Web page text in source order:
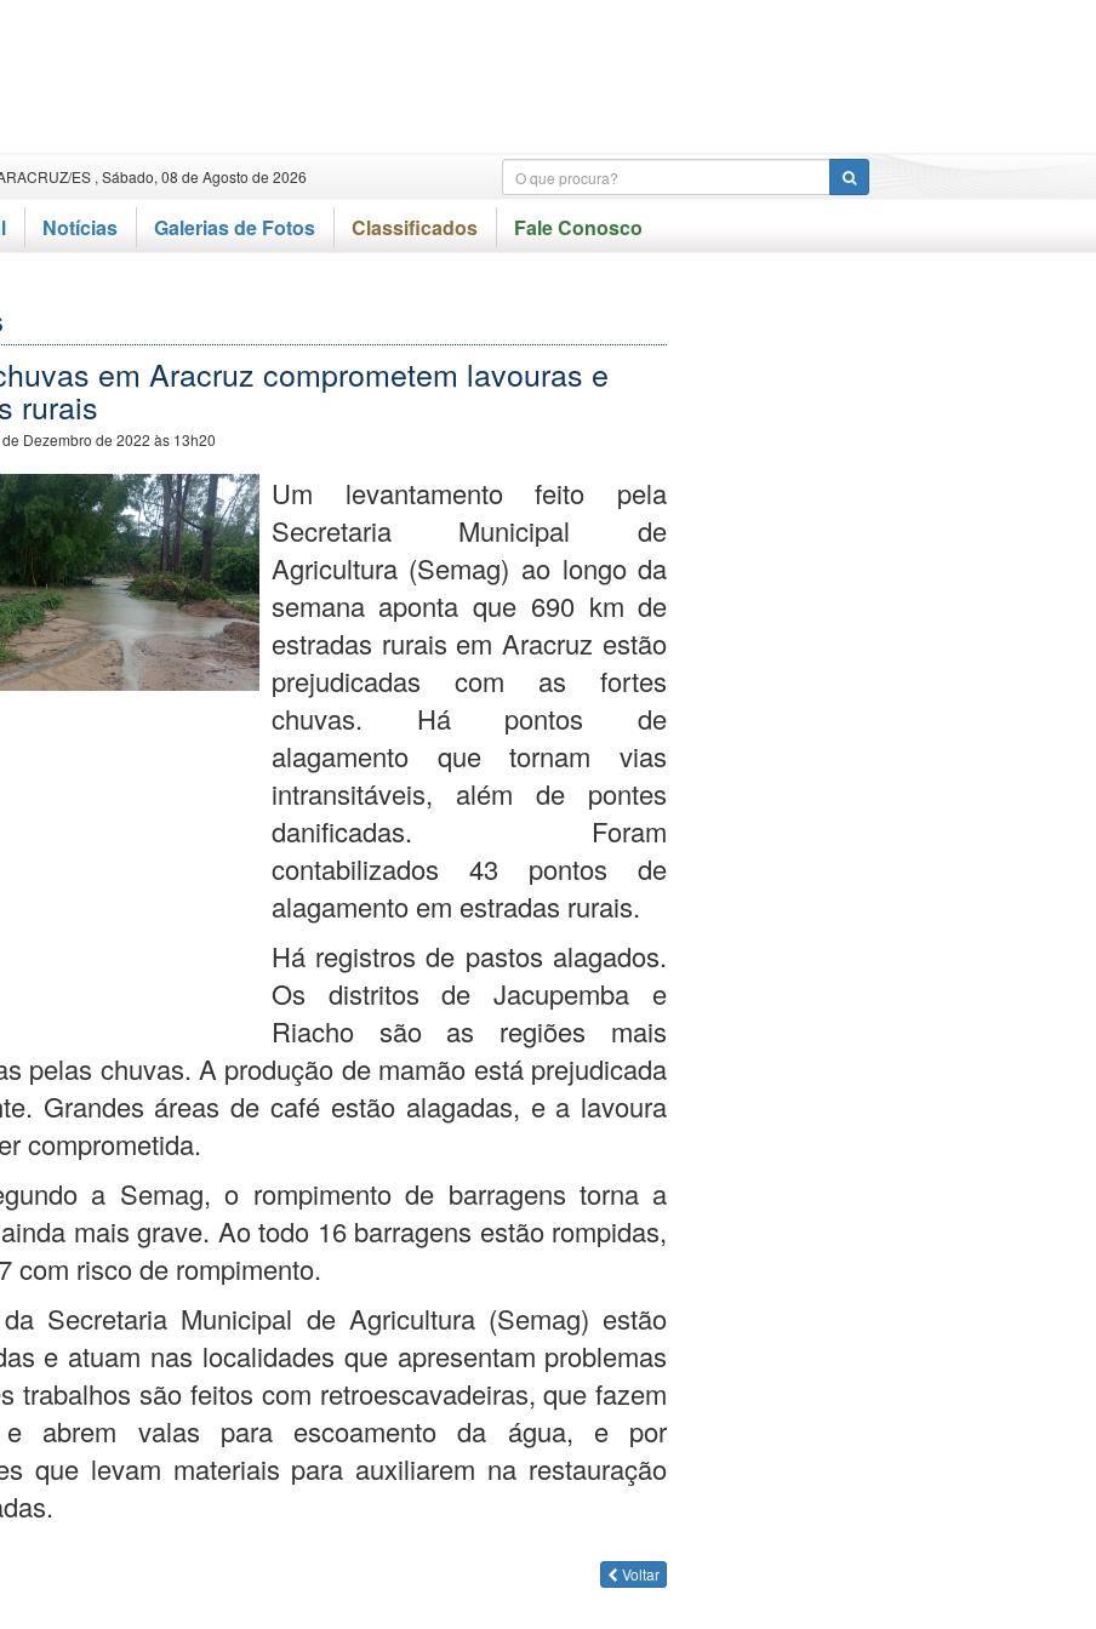
ES , Sábado, 08 de Agosto de 2026
Notícias Galerias de Fotos Classificados Fale Conosco
em Aracruz comprometem lavouras e
rurais
Dezembro de 2022 às 13h20
Um levantamento feito pela
Secretaria Municipal de
Agricultura (Semag) ao longo da
semana aponta que 690 km de
estradas rurais em Aracruz estão
prejudicadas com as fortes
chuvas. Há pontos de
alagamento que tornam vias
intransitáveis, além de pontes
danificadas. Foram
contabilizados 43 pontos de
alagamento em estradas rurais.
Há registros de pastos alagados.
Os distritos de Jacupemba e
Riacho são as regiões mais
pelas chuvas. A produção de mamão está prejudicada
Grandes áreas de café estão alagadas, e a lavoura
comprometida.
a Semag, o rompimento de barragens torna a
mais grave. Ao todo 16 barragens estão rompidas,
com risco de rompimento.
Secretaria Municipal de Agricultura (Semag) estão
e atuam nas localidades que apresentam problemas
trabalhos são feitos com retroescavadeiras, que fazem
e abrem valas para escoamento da água, e por
que levam materiais para auxiliarem na restauração
Voltar